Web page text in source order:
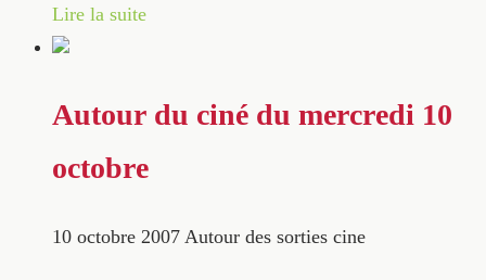
Lire la suite
Autour du ciné du mercredi 10
octobre
10 octobre 2007 Autour des sorties cine